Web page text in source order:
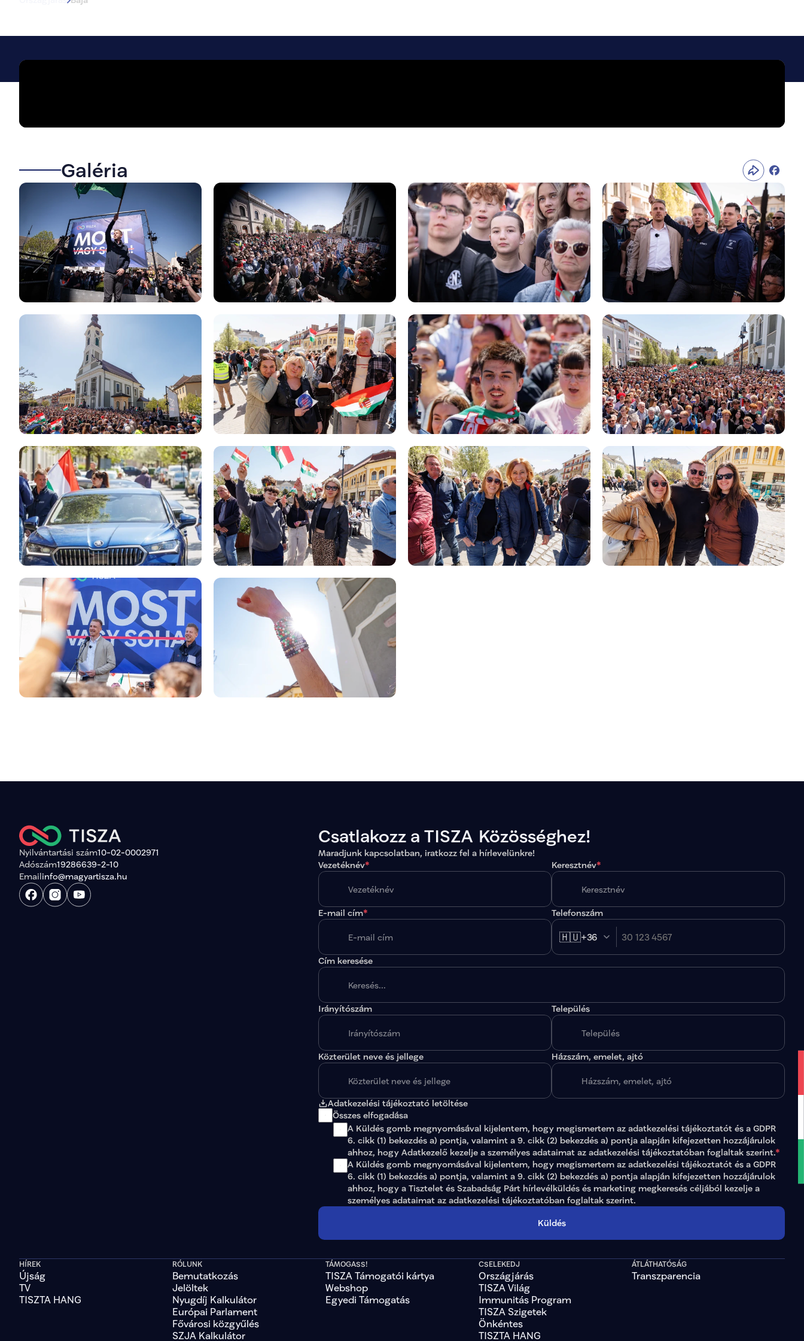
Galéria
Nyilvántartási szám10-02-0002971
Adószám19286639-2-10
Emailinfo@magyartisza.hu
Csatlakozz a TISZA Közösséghez!
Maradjunk kapcsolatban, iratkozz fel a hírlevelünkre!
Vezetéknév* Keresztnév*
E-mail cím* Telefonszám
🇭🇺+36
Cím keresése
Irányítószám Település
Közterület neve és jellege Házszám, emelet, ajtó
Adatkezelési tájékoztató letöltése
Összes elfogadása
A Küldés gomb megnyomásával kijelentem, hogy megismertem az adatkezelési tájékoztatót és a GDPR
6. cikk (1) bekezdés a) pontja, valamint a 9. cikk (2) bekezdés a) pontja alapján kifejezetten hozzájárulok
ahhoz, hogy Adatkezelő kezelje a személyes adataimat az adatkezelési tájékoztatóban foglaltak szerint.*
A Küldés gomb megnyomásával kijelentem, hogy megismertem az adatkezelési tájékoztatót és a GDPR
6. cikk (1) bekezdés a) pontja, valamint a 9. cikk (2) bekezdés a) pontja alapján kifejezetten hozzájárulok
ahhoz, hogy a Tisztelet és Szabadság Párt hírlevélküldés és marketing megkeresés céljából kezelje a
személyes adataimat az adatkezelési tájékoztatóban foglaltak szerint.
Küldés
HÍREK
Újság
TV
TISZTA HANG
RÓLUNK
Bemutatkozás
Jelöltek
Nyugdíj Kalkulátor
Európai Parlament
Fővárosi közgyűlés
SZJA Kalkulátor
TÁMOGASS!
TISZA Támogatói kártya
Webshop
Egyedi Támogatás
CSELEKEDJ
Országjárás
TISZA Világ
Immunitás Program
TISZA Szigetek
Önkéntes
TISZTA HANG
ÁTLÁTHATÓSÁG
Transzparencia